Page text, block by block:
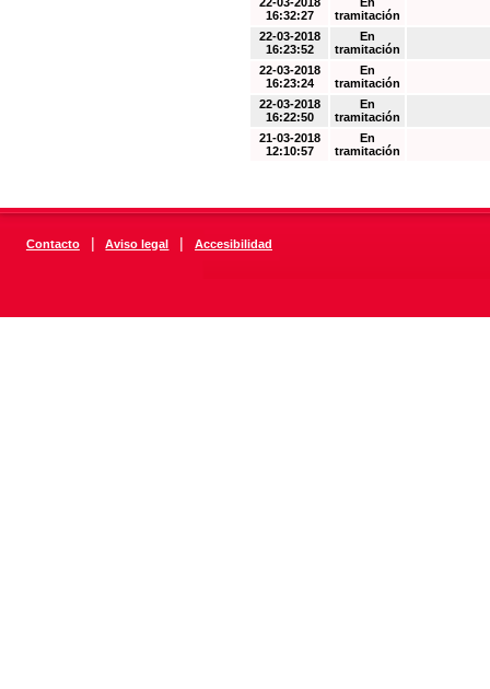
16:32:27
tramitación
22-03-2018
16:23:52
En
tramitación
22-03-2018
16:23:24
En
tramitación
22-03-2018
16:22:50
En
tramitación
21-03-2018
12:10:57
En
tramitación
Contacto | Aviso legal | Accesibilidad